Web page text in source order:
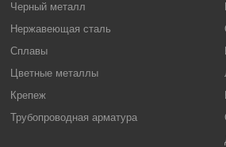
Черный металл
Нержавеющая сталь
Сплавы
Цветные металлы
Крепеж
Трубопроводная арматура